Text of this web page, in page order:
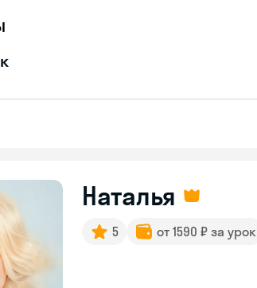
Наталья
5 от 1590 ₽ за урок